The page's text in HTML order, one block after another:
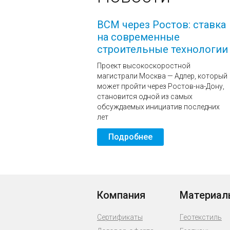
ВСМ через Ростов: ставка
на современные
строительные технологии
Проект высокоскоростной
магистрали Москва — Адлер, который
может пройти через Ростов-на-Дону,
становится одной из самых
обсуждаемых инициатив последних
лет
Подробнее
Компания
Сертификаты
Геотекстиль